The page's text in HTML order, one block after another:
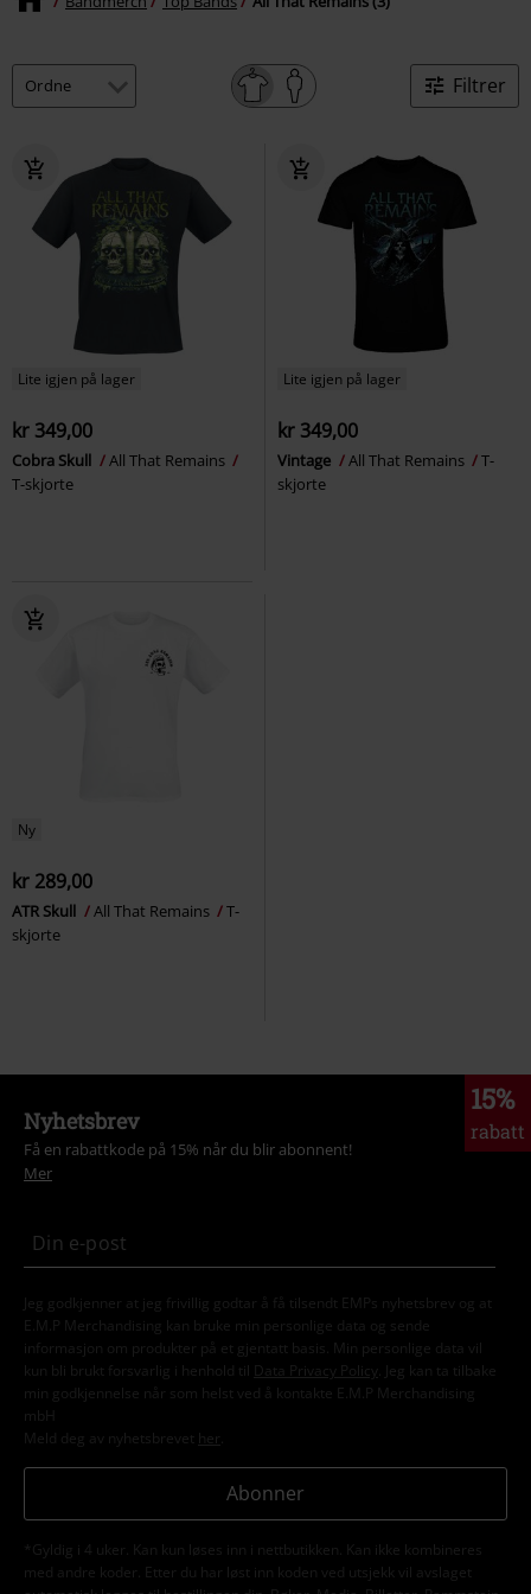
Filtrer
Lite igjen på lager
kr 349,00
Cobra Skull
All That Remains
T-skjorte
Lite igjen på lager
kr 349,00
Vintage All That Remains
T-
skjorte
Ny
kr 289,00
ATR Skull All That Remains
T-
skjorte
15%
rabatt
Nyhetsbrev
Få en rabattkode på 15% når du blir abonnent!
Mer
Jeg godkjenner at jeg frivillig godtar å få tilsendt EMPs nyhetsbrev og at
E.M.P Merchandising kan bruke min personlige data og sende
informasjon om produkter på et gjentatt basis. Min personlige data vil
kun bli brukt forsvarlig i henhold til
Data Privacy Policy
. Jeg kan ta tilbake
min godkjennelse når som helst ved å kontakte E.M.P Merchandising
mbH
Meld deg av nyhetsbrevet her
Abonner
*Gyldig i 4 uker. Kan kun løses inn i nettbutikken. Kan ikke kombineres
med andre koder. Etter du har løst inn koden ved utsjekk vil avslaget